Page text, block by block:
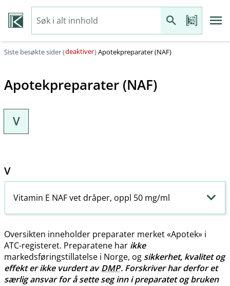
Siste besøkte sider (deaktiver)Apotekpreparater (NAF)
Apotekpreparater (NAF)
V
V
Vitamin E NAF vet dråper, oppl 50 mg/ml
Oversikten inneholder preparater merket «Apotek» i
ATC-registeret. Preparatene har ikke
markedsføringstillatelse i Norge, og sikkerhet, kvalitet og
effekt er ikke vurdert avDMP. Forskriver har derfor et
særlig ansvar for å sette seg inn i preparatet og bruken